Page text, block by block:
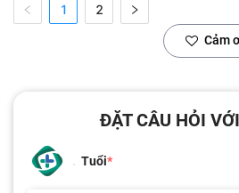
1 2
Cảm
ĐẶT CÂU HỎI
Tuổi